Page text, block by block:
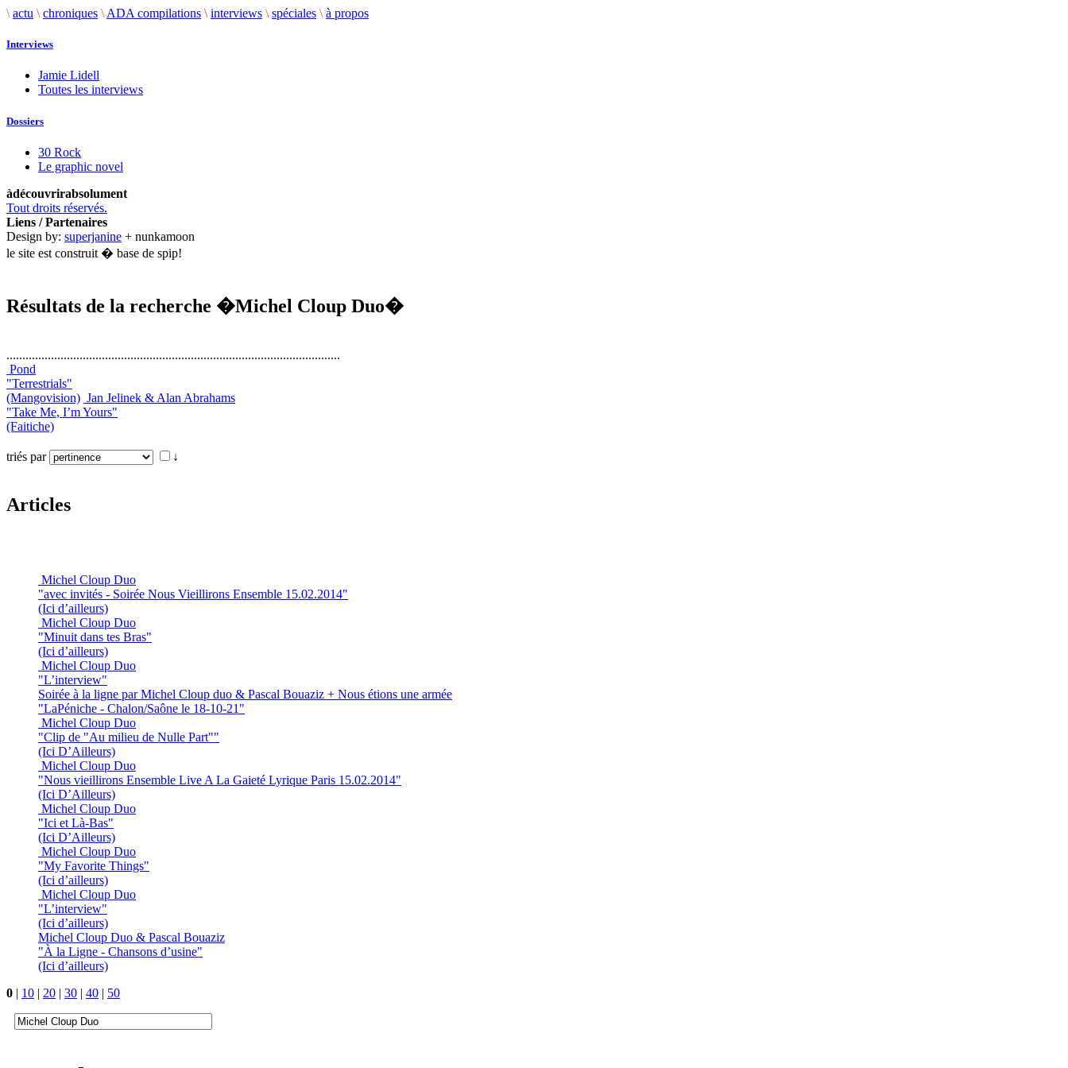
\ actu \ chroniques \ ADA compilations \ interviews \ spéciales \ à propos
Interviews
Jamie Lidell
Toutes les interviews
Dossiers
30 Rock
Le graphic novel
àdécouvrirabsolument
Tout droits réservés.
Liens / Partenaires
Design by: superjanine + nunkamoon
le site est construit � base de spip!
Résultats de la recherche �Michel Cloup Duo�
.........................................................................................................
Pond
"Terrestrials"
(Mangovision) Jan Jelinek & Alan Abrahams
"Take Me, I’m Yours"
(Faitiche)
triés par ↓
Articles
Michel Cloup Duo
"avec invités - Soirée Nous Vieillirons Ensemble 15.02.2014"
(Ici d’ailleurs)
Michel Cloup Duo
"Minuit dans tes Bras"
(Ici d’ailleurs)
Michel Cloup Duo
"L’interview"
Soirée à la ligne par Michel Cloup duo & Pascal Bouaziz + Nous étions une armée
"LaPéniche - Chalon/Saône le 18-10-21"
Michel Cloup Duo
"Clip de "Au milieu de Nulle Part""
(Ici D’Ailleurs)
Michel Cloup Duo
"Nous vieillirons Ensemble Live A La Gaieté Lyrique Paris 15.02.2014"
(Ici D’Ailleurs)
Michel Cloup Duo
"Ici et Là-Bas"
(Ici D’Ailleurs)
Michel Cloup Duo
"My Favorite Things"
(Ici d’ailleurs)
Michel Cloup Duo
"L’interview"
(Ici d’ailleurs)
Michel Cloup Duo & Pascal Bouaziz
"À la Ligne - Chansons d’usine"
(Ici d’ailleurs)
0 | 10 | 20 | 30 | 40 | 50